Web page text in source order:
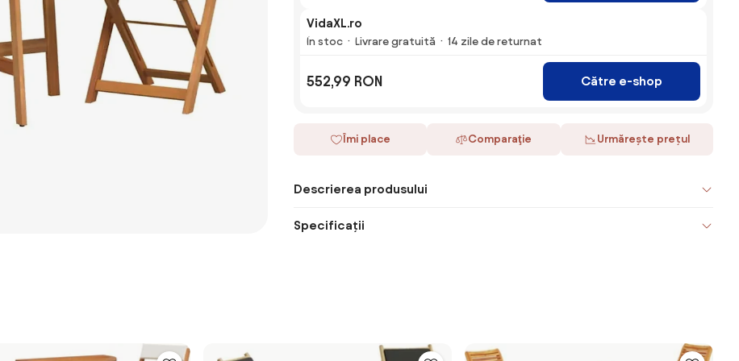
VidaXL.ro
În stoc Livrare gratuită 14 zile de returnat
552,99 RON Către e-shop
Îmi place Comparaţie Urmărește prețul
Descrierea produsului
Specificații